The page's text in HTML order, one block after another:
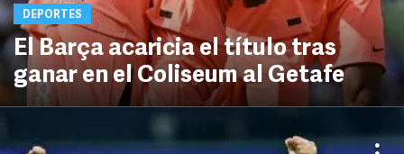
DEPORTES
El Barça acaricia el título tras
ganar en el Coliseum al Getafe